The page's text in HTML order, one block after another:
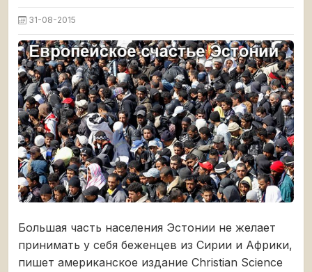
31-08-2015
Большая часть населения Эстонии не желает
принимать у себя беженцев из Сирии и Африки,
пишет американское издание Christian Science